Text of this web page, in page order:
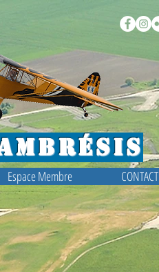
Espace Membre CONTACT